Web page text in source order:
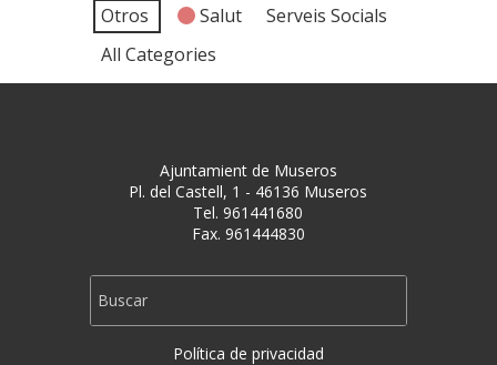
Otros
Salut
Serveis Socials
All Categories
Ajuntamient de Museros
Pl. del Castell, 1 - 46136 Museros
Tel. 961441680
Fax. 961444830
Política de privacidad